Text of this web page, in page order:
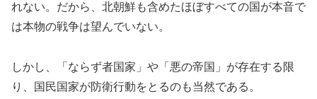
れない。だから、北朝鮮も含めたほぼすべての国が本音で
は本物の戦争は望んでいない。
しかし、「ならず者国家」や「悪の帝国」が存在する限
り、国民国家が防衛行動をとるのも当然である。